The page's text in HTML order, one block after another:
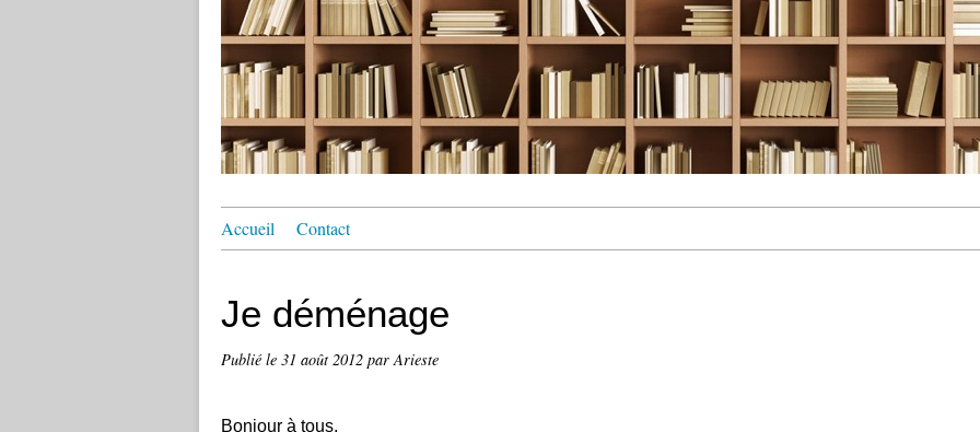
Accueil Contact
Je déménage
Publié le 31 août 2012 par Arieste
Bonjour à tous,